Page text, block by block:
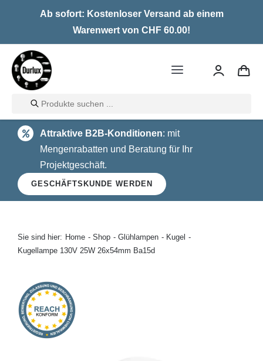
Ab sofort: Kostenloser Versand ab einem
Warenwert von CHF 60.00!
Toggle
Home
LED
Halogen
Glühlampen
Kontakt
Products
search
Attraktive B2B-Konditionen: mit
Mengenrabatten und Beratung für Ihr
Projektgeschäft.
GESCHÄFTSKUNDE WERDEN
Sie sind hier: Home Shop Glühlampen
Kugel
Kugellampe 130V 25W 26x54mm Ba15d